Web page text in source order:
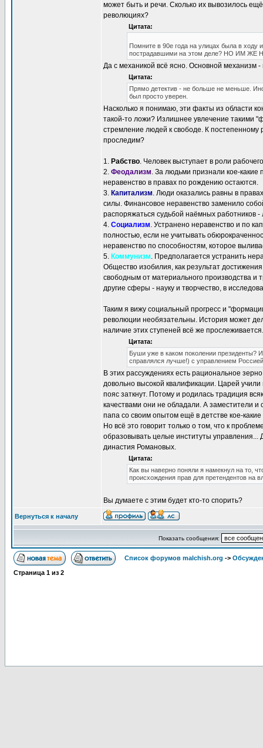
может быть и речи. Сколько их вывозилось
революциях?
Цитата:
Помните в 90е года на улицах была в ходу
пострадавшими на этом деле? НО ИМ ЖЕ
Да с механикой всё ясно. Основной механизм
Цитата:
Прямо детектив - не больше не меньше.
был просто уверен.
Насколько я понимаю, эти факты из области
такой-то ложи? Излишнее увлечение такими
стремление людей к свободе. К
проследим?
1. Рабство. Человек выступает в роли
2. Феодализм. За людьми признали кое-какие
неравенство в правах по рождению остаются.
3. Капитализм. Люди оказались равны в
силы. Финансовое неравенство заменило
распоряжаться судьбой наёмных работников
4. Социализм. Устранено неравенство и по
полностью, если не учитывать
неравенство по способностям, которое
5. Коммунизм. Предполагается устранить
Общество изобилия, как результат
свободным от материального производства и
другие сферы - науку и творчество, в
Таким я вижу социальный прогресс и
революции необязательны. История может
наличие этих ступеней всё же
Цитата:
Буши уже в каком поколении президенты?
справлялся лучше!) с управлением
В этих рассуждениях есть рациональное
довольно высокой квалификации. Царей
пояс заткнут. Потому и родилась традиция
качествами они не обладали. А заместители
папа со своим опытом ещё в детстве кое-
Но всё это говорит только о том, что к
образовывать целые институты управления...
династия Романовых.
Цитата:
Как вы наверно поняли я намекнул на то,
происхождения прав для претендентов на
Вы думаете с этим будет кто-то спорить?
Вернуться к началу
Показать сообщения:
Список форумов malchish.org ->
Страница 1 из 2